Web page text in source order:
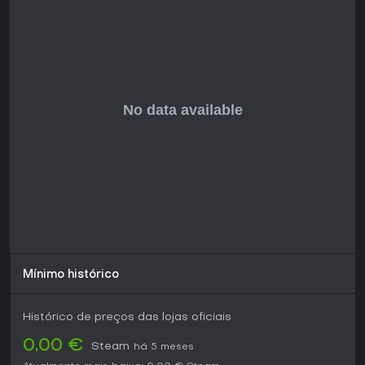
mas as avaliações positivas indicam que engaja o público
Mínimo histórico
Histórico de preços das lojas oficiais
0,00 € Steam
há 5 meses